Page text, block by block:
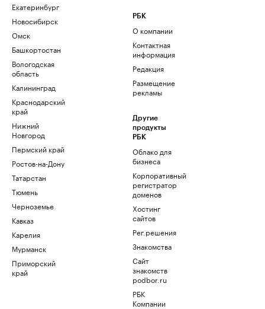
Екатеринбург
Новосибирск
Омск
Башкортостан
Вологодская
область
Калининград
Краснодарский
край
Нижний
Новгород
Пермский край
Ростов-на-Дону
Татарстан
Тюмень
Черноземье
Кавказ
Карелия
Мурманск
Приморский
край
РБК
О компании
Контактная
информация
Редакция
Размещение
рекламы
Другие
продукты
РБК
Облако для
бизнеса
Корпоративный
регистратор
доменов
Хостинг
сайтов
Рег.решения
Знакомства
Сайт
знакомств
podbor.ru
РБК
Компании